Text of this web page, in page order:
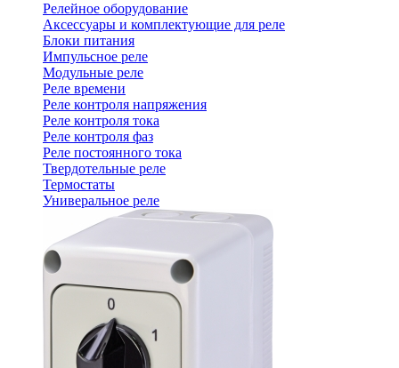
Релейное оборудование
Аксессуары и комплектующие для реле
Блоки питания
Импульсное реле
Модульные реле
Реле времени
Реле контроля напряжения
Реле контроля тока
Реле контроля фаз
Реле постоянного тока
Твердотельные реле
Термостаты
Универальное реле